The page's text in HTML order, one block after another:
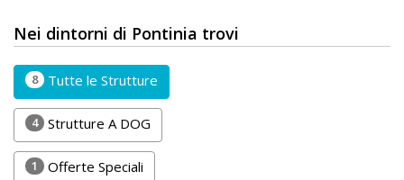
Video
Tutorial
Lavora
con
Noi
Nei dintorni di Pontinia trovi
8 Tutte le Strutture
4 Strutture A DOG
1 Offerte Speciali